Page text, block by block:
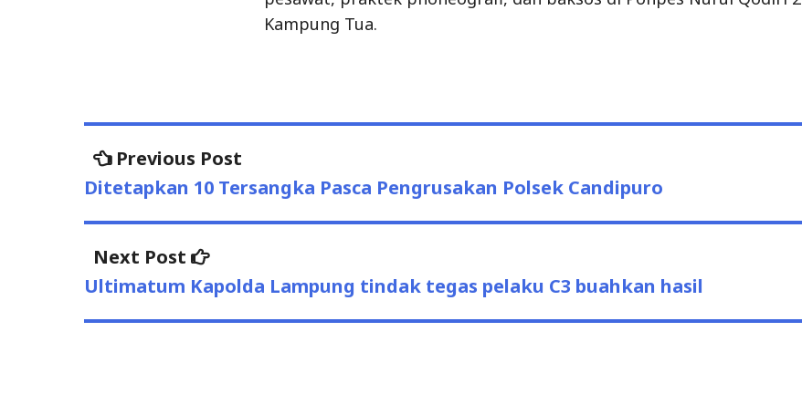
Kampung Tua.
Post
navigation
Previous Post
post:
Ditetapkan 10 Tersangka Pasca Pengrusakan Polsek Candipuro
Next Post
Next
post:
Ultimatum Kapolda Lampung tindak tegas pelaku C3 buahkan hasil